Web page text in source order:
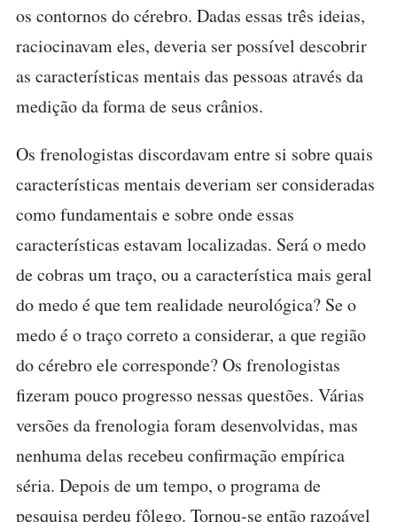
os contornos do cérebro. Dadas essas três ideias,
raciocinavam eles, deveria ser possível descobrir
as características mentais das pessoas através da
medição da forma de seus crânios.
Os frenologistas discordavam entre si sobre quais
características mentais deveriam ser consideradas
como fundamentais e sobre onde essas
características estavam localizadas. Será o medo
de cobras um traço, ou a característica mais geral
do medo é que tem realidade neurológica? Se o
medo é o traço correto a considerar, a que região
do cérebro ele corresponde? Os frenologistas
fizeram pouco progresso nessas questões. Várias
versões da frenologia foram desenvolvidas, mas
nenhuma delas recebeu confirmação empírica
séria. Depois de um tempo, o programa de
pesquisa perdeu fôlego. Tornou-se então razoável